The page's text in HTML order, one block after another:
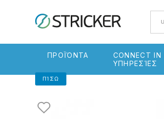
Go to content
ΠΡΟΪΌΝΤΑ
CONNECT IN
ΥΠΗΡΕΣΊΕΣ
ΠΊΣΩ